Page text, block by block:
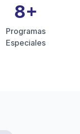
8+
Programas
Especiales